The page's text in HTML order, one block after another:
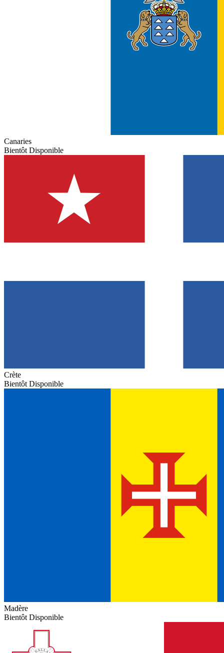
Canaries
Bientôt Disponible
Crète
Bientôt Disponible
Madère
Bientôt Disponible